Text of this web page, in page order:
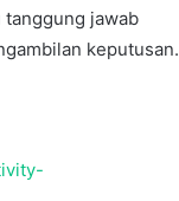
tanggung jawab
keputusan.